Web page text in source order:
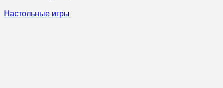
Настольные игры